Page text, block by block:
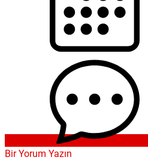
Bir Yorum Yazın